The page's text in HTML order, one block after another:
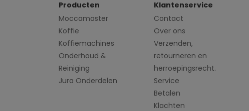
Producten
Moccamaster
Koffie
Koffiemachines
Onderhoud &
Reiniging
Jura Onderdelen
Klantenservice
Contact
Over ons
Verzenden,
retourneren en
herroepingsrecht.
Service
Betalen
Klachten